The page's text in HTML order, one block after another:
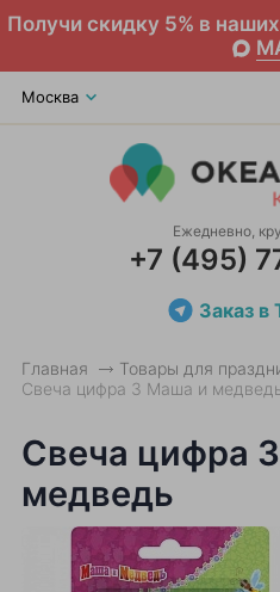
Получи скидку 5% в
Москва
Ежедневно,
+7 (495)
Заказ в
Главная Товары для
Свеча цифра 3 Маша и
Свеча цифра
медведь